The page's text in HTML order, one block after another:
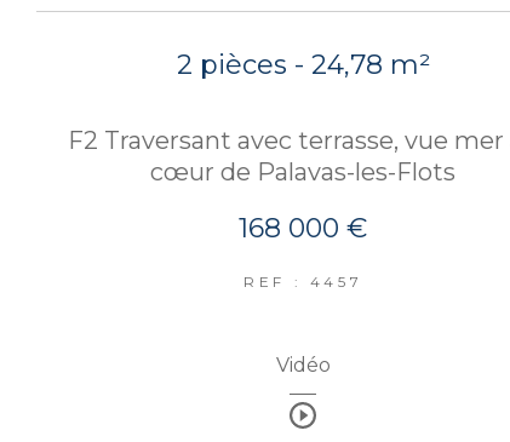
2 pièces - 24,78 m²
F2 Traversant avec terrasse, vue mer
cœur de Palavas-les-Flots
168 000 €
REF : 4457
Vidéo